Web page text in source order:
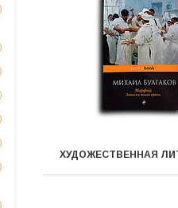
ХУДОЖЕСТВЕННАЯ